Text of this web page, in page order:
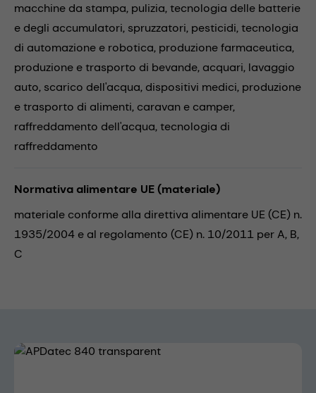
macchine da stampa, pulizia,tecnologia delle batterie
e degli accumulatori, spruzzatori, pesticidi,tecnologia
di automazione e robotica, produzione farmaceutica,
produzione e trasporto di bevande, acquari, lavaggio
auto, scarico dell'acqua, dispositivi medici, produzione
e trasporto di alimenti, caravan e camper,
raffreddamento dell'acqua,tecnologia di
raffreddamento
Normativa alimentare UE (materiale)
materiale conforme alla direttiva alimentare UE (CE) n.
1935/2004 e al regolamento (CE) n. 10/2011 per A, B,
C
Skip image gallery